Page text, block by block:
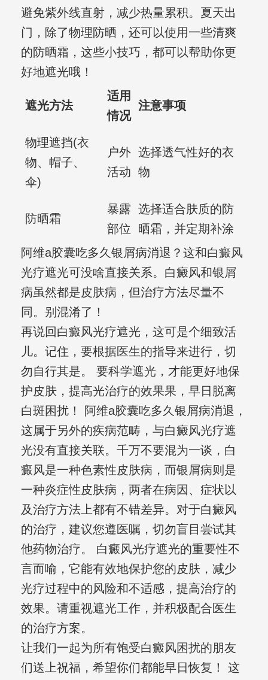
避免紫外线直射，减少热量累积。夏天出
门，除了物理防晒，还可以使用一些清爽
的防晒霜，这些小技巧，都可以帮助你更
好地遮光哦！
遮光方法
适用
情况
注意事项
物理遮挡(衣
物、帽子、
伞)
户外
活动
选择透气性好的衣
物
防晒霜
暴露
部位
选择适合肤质的防
晒霜，并定期补涂
阿维a胶囊吃多久银屑病消退？这和白癜风
光疗遮光可没啥直接关系。白癜风和银屑
病虽然都是皮肤病，但治疗方法尽量不
同。别混淆了！
再说回白癜风光疗遮光，这可是个细致活
儿。记住，要根据医生的指导来进行，切
勿自行其是。 要科学遮光，才能更好地保
护皮肤，提高光治疗的效果果，早日脱离
白斑困扰！ 阿维a胶囊吃多久银屑病消退，
这属于另外的疾病范畴，与白癜风光疗遮
光没有直接关联。千万不要混为一谈，白
癜风是一种色素性皮肤病，而银屑病则是
一种炎症性皮肤病，两者在病因、症状以
及治疗方法上都有不错差异。对于白癜风
的治疗，建议您遵医嘱，切勿盲目尝试其
他药物治疗。 白癜风光疗遮光的重要性不
言而喻，它能有效地保护您的皮肤，减少
光疗过程中的风险和不适感，提高治疗的
效果。请重视遮光工作，并积极配合医生
的治疗方案。
让我们一起为所有饱受白癜风困扰的朋友
们送上祝福，希望你们都能早日恢复！ 这